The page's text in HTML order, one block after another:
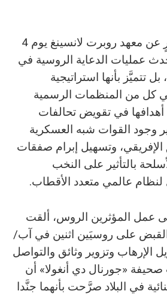
وجاء في تقريرٍ صادرٍ عن معهد روبرت لانسينغ يوم 4
عمليات الدعاية الروسية في
تتميَّز بأنها استراتيجية
كل من المنظمات الرسمية
أهدافها في تقويض تحالفات
وجود القوات شبه العسكرية
الإفريقي، وتسهيل إبرام صفقات
بالتأثير على النخب
لنظام عالمي متعدد الأقطاب.
عمل المؤثرين الروس، ألقت
القبض على روسيَين اثنين في آب/
وتزوير وثائق والتواصل
«جورنال دي أنغولا» أن
في البلاد صرَّحت بأنهما جنَّدا